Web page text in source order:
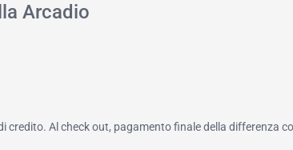
Arcadio
Al check out, pagamento finale della differenza